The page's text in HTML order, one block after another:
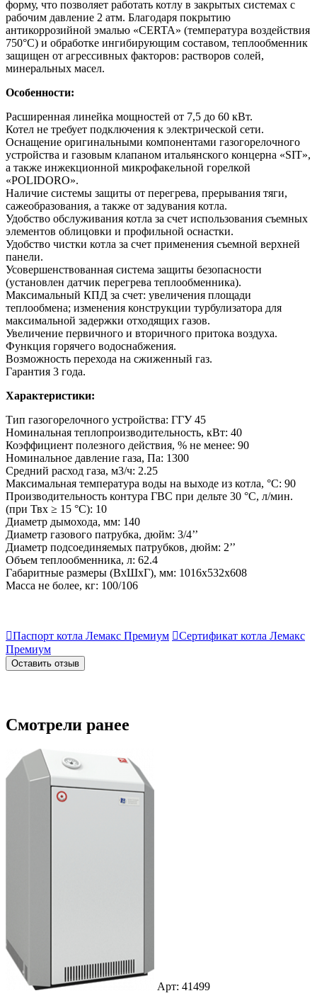
форму, что позволяет работать котлу в закрытых системах с
рабочим давление 2 атм. Благодаря покрытию
антикоррозийной эмалью «CERTA» (температура воздействия
750°С) и обработке ингибирующим составом, теплообменник
защищен от агрессивных факторов: растворов солей,
минеральных масел.
Особенности:
Расширенная линейка мощностей от 7,5 до 60 кВт.
Котел не требует подключения к электрической сети.
Оснащение оригинальными компонентами газогорелочного
устройства и газовым клапаном итальянского концерна «SIT»,
а также инжекционной микрофакельной горелкой
«POLIDORO».
Наличие системы защиты от перегрева, прерывания тяги,
сажеобразования, а также от задувания котла.
Удобство обслуживания котла за счет использования съемных
элементов облицовки и профильной оснастки.
Удобство чистки котла за счет применения съемной верхней
панели.
Усовершенствованная система защиты безопасности
(установлен датчик перегрева теплообменника).
Максимальный КПД за счет: увеличения площади
теплообмена; изменения конструкции турбулизатора для
максимальной задержки отходящих газов.
Увеличение первичного и вторичного притока воздуха.
Функция горячего водоснабжения.
Возможность перехода на сжиженный газ.
Гарантия 3 года.
Характеристики:
Тип газогорелочного устройства: ГГУ 45
Номинальная теплопроизводительность, кВт: 40
Коэффициент полезного действия, % не менее: 90
Номинальное давление газа, Па: 1300
Средний расход газа, м3/ч: 2.25
Максимальная температура воды на выходе из котла, °С: 90
Производительность контура ГВС при дельте 30 °С, л/мин.
(при Твх ≥ 15 °С): 10
Диаметр дымохода, мм: 140
Диаметр газового патрубка, дюйм: 3/4’’
Диаметр подсоединяемых патрубков, дюйм: 2’’
Объем теплообменника, л: 62.4
Габаритные размеры (ВхШхГ), мм: 1016х532х608
Масса не более, кг: 100/106
Паспорт котла Лемакс Премиум Сертификат котла Лемакс
Премиум
Оставить отзыв
Смотрели ранее
Арт: 41499